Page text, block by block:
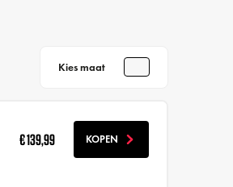
Kies maat
€ 139,99 KOPEN